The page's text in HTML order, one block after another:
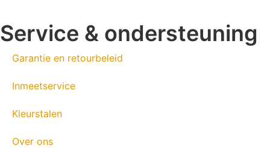
Service & ondersteuning
Garantie en retourbeleid
Inmeetservice
Kleurstalen
Over ons